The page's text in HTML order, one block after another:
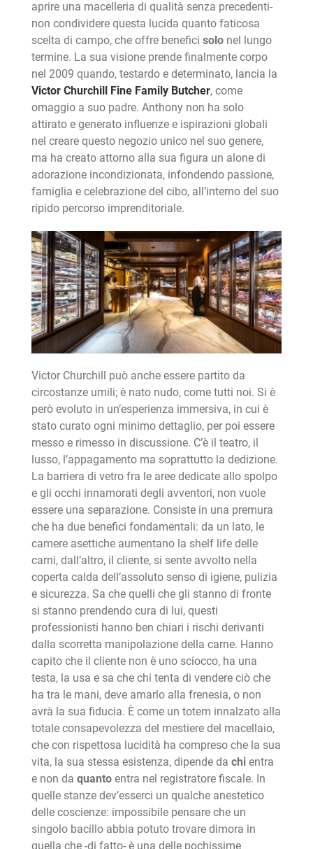
aprire una macelleria di qualità senza precedenti-
non condividere questa lucida quanto faticosa
scelta di campo, che offre benefici solonel lungo
termine. La sua visione prende finalmente corpo
nel 2009 quando, testardo e determinato, lancia la
Victor Churchill Fine Family Butcher, come
omaggio a suo padre. Anthony non ha solo
attirato e generato influenze e ispirazioni globali
nel creare questo negozio unico nel suo genere,
ma ha creato attorno alla sua figura un alone di
adorazione incondizionata, infondendo passione,
famiglia e celebrazione del cibo, all’interno del suo
ripido percorso imprenditoriale.
Victor Churchill può anche essere partito da
circostanze umili; è nato nudo, come tutti noi. Si è
però evoluto in un’esperienza immersiva, in cui è
stato curato ogni minimo dettaglio, per poi essere
messo e rimesso in discussione. C’è il teatro, il
lusso, l’appagamento ma soprattutto la dedizione.
La barriera di vetro fra le aree dedicate allo spolpo
e gli occhi innamorati degli avventori, non vuole
essere una separazione. Consiste in una premura
che ha due benefici fondamentali: da un lato, le
camere asettiche aumentano la shelf life delle
carni, dall’altro, il cliente, si sente avvolto nella
coperta calda dell’assoluto senso di igiene, pulizia
e sicurezza. Sa che quelli che gli stanno di fronte
si stanno prendendo cura di lui, questi
professionisti hanno ben chiari i rischi derivanti
dalla scorretta manipolazione della carne. Hanno
capito che il cliente non è uno sciocco, ha una
testa, la usa e sa che chi tenta di vendere ciò che
ha tra le mani, deve amarlo alla frenesia, o non
avrà la sua fiducia. È come un totem innalzato alla
totale consapevolezza del mestiere del macellaio,
che con rispettosa lucidità ha compreso che la sua
vita, la sua stessa esistenza, dipende da chientra
e non da quantoentra nel registratore fiscale. In
quelle stanze dev’esserci un qualche anestetico
delle coscienze: impossibile pensare che un
singolo bacillo abbia potuto trovare dimora in
quella che -di fatto- è una delle pochissime